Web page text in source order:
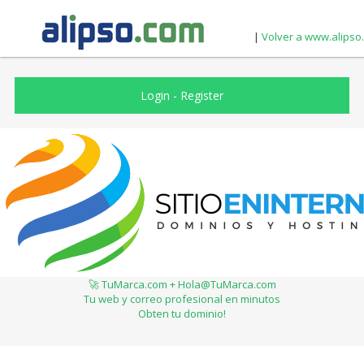
| Volver a
Login - Register
🚀 TuMarca.com + Hola@TuMarca.com
Tu web y correo profesional en minutos
Obten tu dominio!